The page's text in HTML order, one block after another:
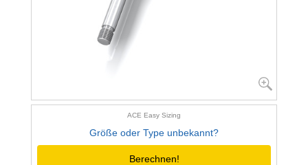
ACE Easy Sizing
Größe oder Type unbekannt?
Berechnen!